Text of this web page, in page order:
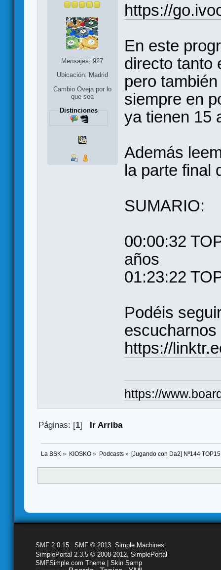
Mensajes: 927
Ubicación: Madrid
Cambio Oveja por lo
que sea
Distinciones
https://
En este
directo tanto
pero
siempre en
ya tienen 15
Además
la parte final
SUMARIO:
00:00:32
años
01:23:22
Podéis
https://
https://
Páginas: [1] Ir Arriba
La BSK » KIOSKO» Podcasts» [Jugando con Da2] Nº144
SMF 2.0.15 SMF © 2013 Simple Machines
SimplePortal 2.3.5 © 2008-2012, SimplePortal
SMFSimple.com Theme | Skin Samp